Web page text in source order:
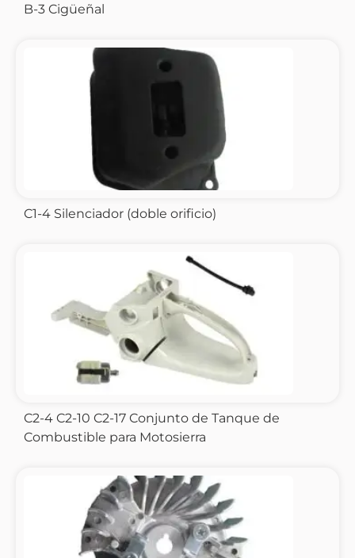
B-3 Cigüeñal
C1-4 Silenciador (doble orificio)
C2-4 C2-10 C2-17 Conjunto de Tanque de
Combustible para Motosierra